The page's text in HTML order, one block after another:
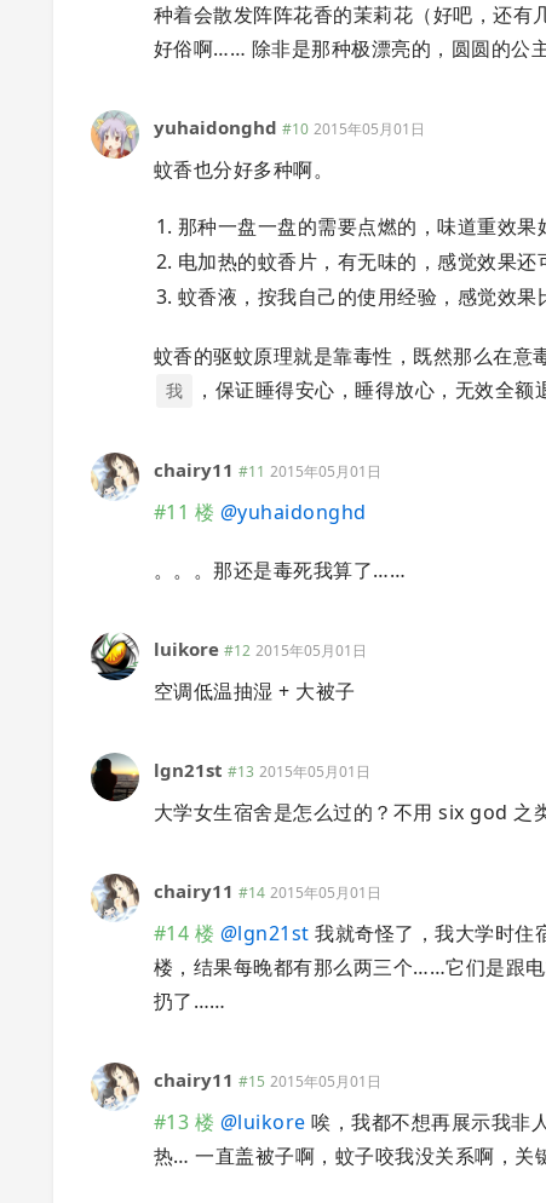
种着会散发阵阵花香的茉莉花（好吧，还
好俗啊…… 除非是那种极漂亮的，圆圆的
yuhaidonghd #10 2015年05月01日
蚊香也分好多种啊。
那种一盘一盘的需要点燃的，味道重效果
电加热的蚊香片，有无味的，感觉效果还
蚊香液，按我自己的使用经验，感觉效果
蚊香的驱蚊原理就是靠毒性，既然那么在
我 ，保证睡得安心，睡得放心，无效全额
chairy11 #11 2015年05月01日
#11 楼 @yuhaidonghd
。。。那还是毒死我算了……
luikore #12 2015年05月01日
空调低温抽湿 + 大被子
lgn21st #13 2015年05月01日
大学女生宿舍是怎么过的？不用 six god 之
chairy11 #14 2015年05月01日
#14 楼 @lgn21st 我就奇怪了，我大学时住
楼，结果每晚都有那么两三个……它们是跟
扔了……
chairy11 #15 2015年05月01日
#13 楼 @luikore 唉，我都不想再展示我非
热… 一直盖被子啊，蚊子咬我没关系啊，